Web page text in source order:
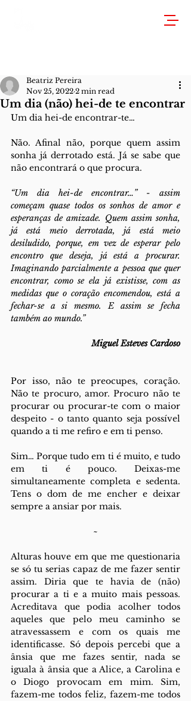
Um dia (não) hei-de te encontrar
Beatriz Pereira
Nov 25, 2022 2 min read
Um dia hei-de encontrar-te…
Não. Afinal não, porque quem assim
sonha já derrotado está. Já se sabe que
não encontrará o que procura.
“Um dia hei-de encontrar…” - assim
começam quase todos os sonhos de amor e
esperanças de amizade. Quem assim sonha,
já está meio derrotada, já está meio
desiludido, porque, em vez de esperar pelo
encontro que deseja, já está a procurar.
Imaginando parcialmente a pessoa que quer
encontrar, como se ela já existisse, com as
medidas que o coração encomendou, está a
fechar-se a si mesmo. E assim se fecha
também ao mundo.”
Miguel Esteves Cardoso
Por isso, não te preocupes, coração.
Não te procuro, amor. Procuro não te
procurar ou procurar-te com o maior
despeito - o tanto quanto seja possível
quando a ti me refiro e em ti penso.
Sim… Porque tudo em ti é muito, e tudo
em ti é pouco. Deixas-me
simultaneamente completa e sedenta.
Tens o dom de me encher e deixar
sempre a ansiar por mais.
~
Alturas houve em que me questionaria
se só tu serias capaz de me fazer sentir
assim. Diria que te havia de (não)
procurar a ti e a muito mais pessoas.
Acreditava que podia acolher todos
aqueles que pelo meu caminho se
atravessassem e com os quais me
identificasse. Só depois percebi que a
ânsia que me fazes sentir, nada se
iguala à ânsia que a Alice, a Carolina e
o Diogo provocam em mim. Sim,
fazem-me todos feliz, fazem-me todos